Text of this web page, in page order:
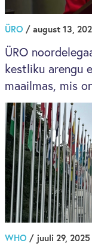
ÜRO / august 13,
ÜRO
kestliku arengu
maailmas, mis
WHO / juuli 29, 2025